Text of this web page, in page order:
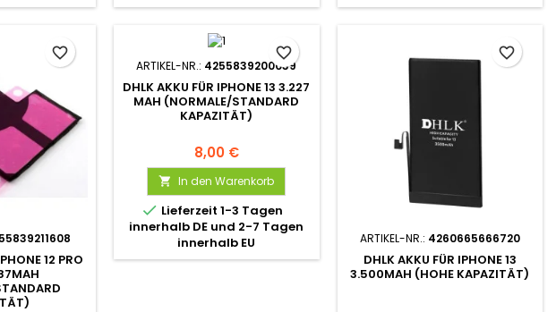
12 PRO
favorite_border
ARTIKEL-NR.: 4255839200039
DHLK AKKU FÜR IPHONE 13 3.227
MAH (NORMALE/STANDARD
KAPAZITÄT)
8,00 €
 In den Warenkorb
 Lieferzeit 1-3 Tagen
innerhalb DE und 2-7 Tagen
innerhalb EU
favorite_border
ARTIKEL-NR.: 4260665666720
DHLK AKKU FÜR IPHONE 13
3.500MAH (HOHE KAPAZITÄT)
favorite_border